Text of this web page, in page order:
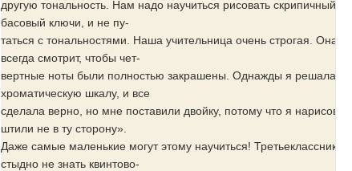
другую тональность. Нам надо научиться рисовать скрипичный и
басовый ключи, и не пу-
таться с тональностями. Наша учительница очень строгая. Она
всегда смотрит, чтобы чет-
вертные ноты были полностью закрашены. Однажды я решала
хроматическую шкалу, и все
сделала верно, но мне поставили двойку, потому что я нарисовала
штили не в ту сторону».
Даже самые маленькие могут этому научиться! Третьекласснику
стыдно не знать квинтово-